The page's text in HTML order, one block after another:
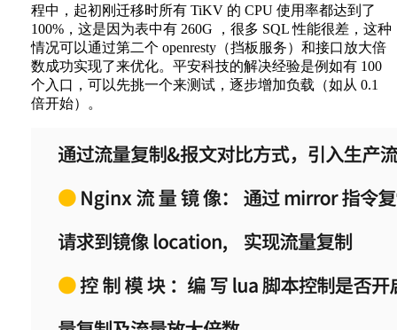
程中，起初刚迁移时所有 TiKV 的 CPU 使用率都达到了
100%，这是因为表中有 260G ，很多 SQL 性能很差，这种
情况可以通过第二个 openresty（挡板服务）和接口放大倍
数成功实现了来优化。平安科技的解决经验是例如有 100
个入口，可以先挑一个来测试，逐步增加负载（如从 0.1
倍开始）。